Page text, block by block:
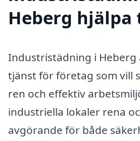
Heberg hjälpa
Industristädning i Heberg
tjänst för företag som vill
ren och effektiv
industriella lokaler rena
avgörande för både